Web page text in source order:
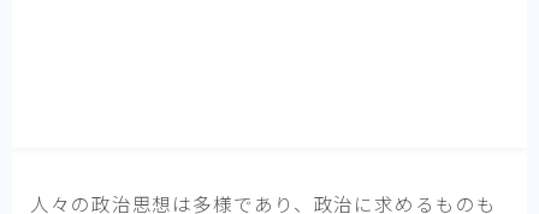
人々の政治思想は多様であり、政治に求めるものも